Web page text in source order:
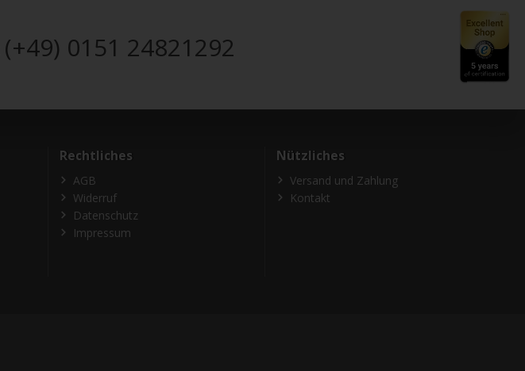
(+49) 0151 24821292
Rechtliches
AGB
Widerruf
Datenschutz
Impressum
Nützliches
Versand und Zahlung
Kontakt